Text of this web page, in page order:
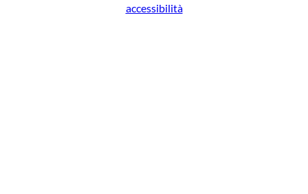
accessibilità